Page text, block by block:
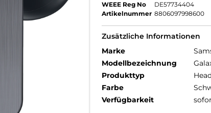
WEEE Reg No
DE57734404
Artikelnummer 8806097998600
Zusätzliche Informationen
Marke
Modellbezeichnung
Produkttyp
Farbe
Verfügbarkeit